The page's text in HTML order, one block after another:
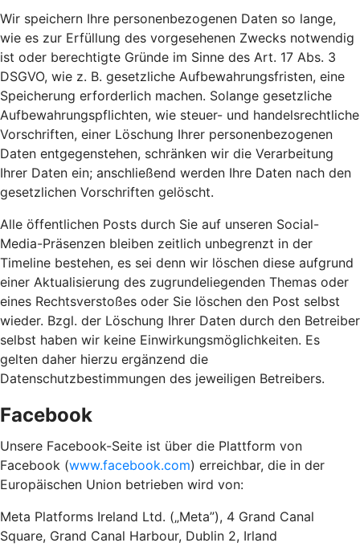
Wir speichern Ihre personenbezogenen Daten so lange,
wie es zur Erfüllung des vorgesehenen Zwecks notwendig
ist oder berechtigte Gründe im Sinne des Art. 17 Abs. 3
DSGVO, wie z. B. gesetzliche Aufbewahrungsfristen, eine
Speicherung erforderlich machen. Solange gesetzliche
Aufbewahrungspflichten, wie steuer- und handelsrechtliche
Vorschriften, einer Löschung Ihrer personenbezogenen
Daten entgegenstehen, schränken wir die Verarbeitung
Ihrer Daten ein; anschließend werden Ihre Daten nach den
gesetzlichen Vorschriften gelöscht.
Alle öffentlichen Posts durch Sie auf unseren Social-
Media-Präsenzen bleiben zeitlich unbegrenzt in der
Timeline bestehen, es sei denn wir löschen diese aufgrund
einer Aktualisierung des zugrundeliegenden Themas oder
eines Rechtsverstoßes oder Sie löschen den Post selbst
wieder. Bzgl. der Löschung Ihrer Daten durch den Betreiber
selbst haben wir keine Einwirkungsmöglichkeiten. Es
gelten daher hierzu ergänzend die
Datenschutzbestimmungen des jeweiligen Betreibers.
Facebook
Unsere Facebook-Seite ist über die Plattform von
Facebook (www.facebook.com) erreichbar, die in der
Europäischen Union betrieben wird von:
Meta Platforms Ireland Ltd. („Meta”), 4 Grand Canal
Square, Grand Canal Harbour, Dublin 2, Irland